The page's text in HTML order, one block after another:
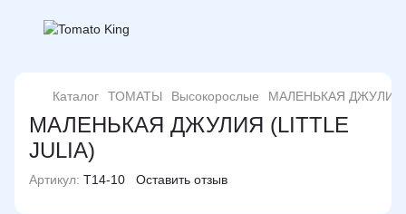
Каталог ТОМАТЫ Высокорослые МАЛЕНЬКАЯ ДЖУЛИЯ
МАЛЕНЬКАЯ ДЖУЛИЯ (LITTLE
JULIA)
Артикул: T14-10 Оставить отзыв